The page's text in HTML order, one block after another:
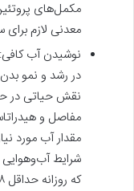
مکمل‌های
معدنی لازم
نوشیدن آب
در رشد و نمو
نقش حیاتی در
مفاصل و
مقدار آب مورد
شرایط
که روزانه حداقل ۸ لیوان آب بنوشید.